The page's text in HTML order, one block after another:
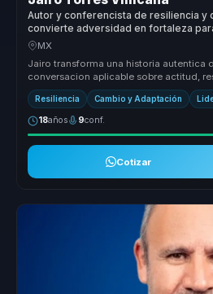
Autor y conferencista de resiliencia y
convierte adversidad en fortaleza
MX
Jairo transforma una historia autentica
conversacion aplicable sobre actitud,
humano, para...
Resiliencia Cambio y Adaptación
18años 9conf.
Cotizar